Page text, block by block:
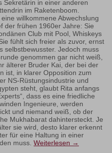
Sekretärin in einer anderen
im Raketenboom.
willkommene Abwechslung
der frühen 1960er Jahre: Sie
Club mit Pool, Whiskeys
fühlt sich freier als zuvor, ernst
selbstbewusster. Jedoch muss
genommen gar nicht weiß,
älterer Bruder Kai, der bei der
ist, in klarer Opposition zum
NS-Rüstungsindustrie und
steht, glaubt Rita anfangs
dass es eine friedliche
Ingenieure, werden
und niemand weiß, ob der
Mukhabarat dahintersteckt. Je
sie wird, desto klarer erkennt
für eine Haltung in einer
muss. Weiterlesen →